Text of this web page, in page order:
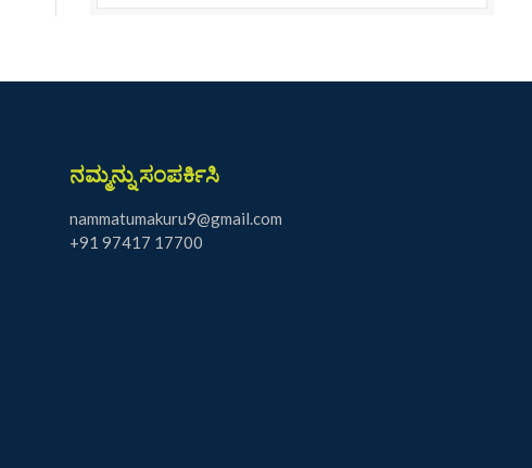
ನಮ್ಮನ್ನು ಸಂಪರ್ಕಿಸಿ
nammatumakuru9@gmail.com
+91 97417 17700